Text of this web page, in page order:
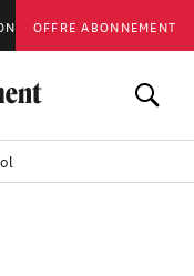
OFFRE ABONNEMENT